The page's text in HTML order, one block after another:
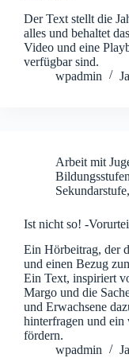
Der Text stellt die
alles und behaltet
Video und eine
verfügbar sind.
wpadmin
Arbeit mit
Bildungsstufen
Sekundarstufe,
Ist nicht so! -
Ein Hörbeitrag, der
und einen Bezug
Ein Text, inspiriert
Margo und die
und Erwachsene
hinterfragen und ein
fördern.
wpadmin